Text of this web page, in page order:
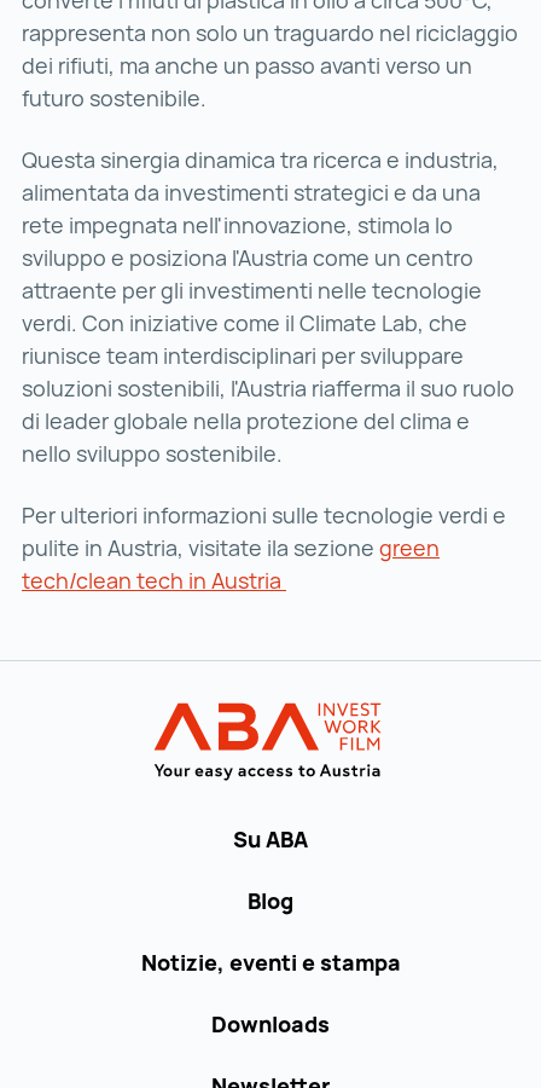
rappresenta non solo un traguardo nel riciclaggio
dei rifiuti, ma anche un passo avanti verso un
futuro sostenibile.
Questa sinergia dinamica tra ricerca e industria,
alimentata da investimenti strategici e da una
rete impegnata nell'innovazione, stimola lo
sviluppo e posiziona l'Austria come un centro
attraente per gli investimenti nelle tecnologie
verdi. Con iniziative come il Climate Lab, che
riunisce team interdisciplinari per sviluppare
soluzioni sostenibili, l'Austria riafferma il suo ruolo
di leader globale nella protezione del clima e
nello sviluppo sostenibile.
Per ulteriori informazioni sulle tecnologie verdi e
pulite in Austria, visitate ila sezione green
tech/clean tech in Austria
Su ABA
Blog
Notizie, eventi e stampa
Downloads